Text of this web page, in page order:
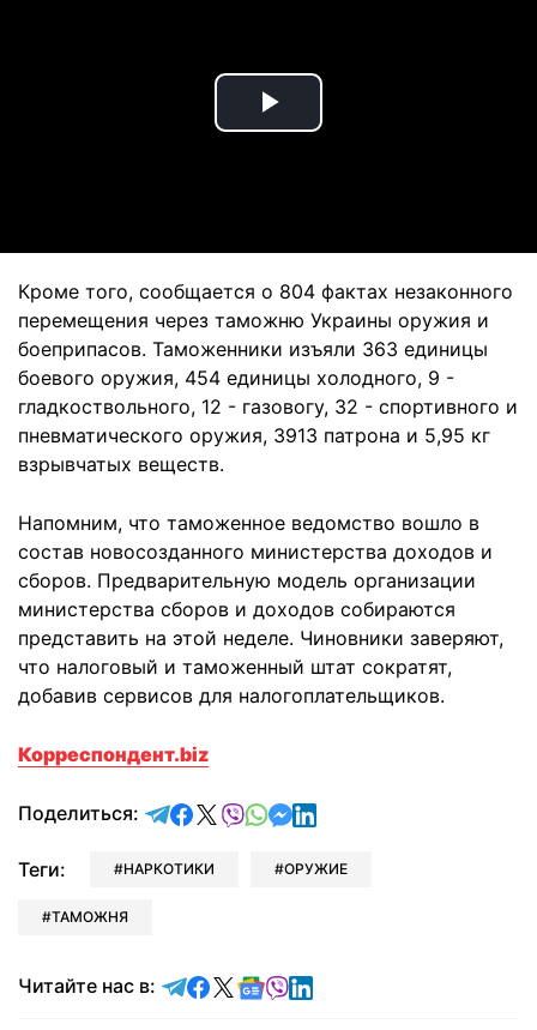
Play
Кроме того, сообщается о 804 фактах незаконного
перемещения через таможню Украины оружия и
боеприпасов. Таможенники изъяли 363 единицы
боевого оружия, 454 единицы холодного, 9 -
гладкоствольного, 12 - газовогу, 32 - спортивного и
пневматического оружия, 3913 патрона и 5,95 кг
взрывчатых веществ.
Напомним, что таможенное ведомство вошло в
состав новосозданного министерства доходов и
сборов. Предварительную модель организации
министерства сборов и доходов собираются
представить на этой неделе. Чиновники заверяют,
что налоговый и таможенный штат сократят,
добавив сервисов для налогоплательщиков.
Корреспондент.biz
Поделиться: отправить в Telegram
поделиться в Facebook
поделиться в X
отправить в Viber
отправить в Whatsapp
отправить в Messenger
отправить в LinkedIn
Теги: НАРКОТИКИ ОРУЖИЕ
ТАМОЖНЯ
Читайте нас в: Читайте в Telegram
Читайте в Facebook
Читайте в X
Читайте в Google news
Читайте в Viber
Читайте в LinkedIn